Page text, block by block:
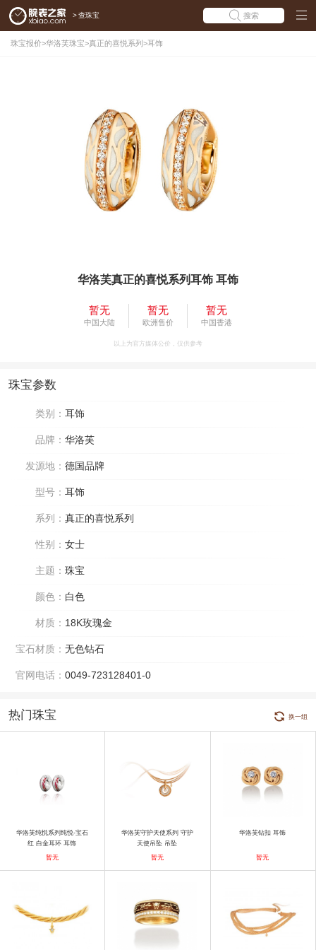
> 查珠宝 搜索
珠宝报价>华洛芙珠宝>真正的喜悦系列 >耳饰
华洛芙真正的喜悦系列耳饰 耳饰
暂无
中国大陆
暂无
欧洲售价
暂无
中国香港
以上为官方媒体公价，仅供参考
珠宝参数
类别： 耳饰
品牌： 华洛芙
发源地： 德国品牌
型号： 耳饰
系列： 真正的喜悦系列
性别： 女士
主题： 珠宝
颜色： 白色
材质： 18K玫瑰金
宝石材质： 无色钻石
官网电话： 0049-723128401-0
热门珠宝 换一组
华洛芙纯悦系列纯悦-宝石
红 白金耳环 耳饰
暂无
华洛芙守护天使系列 守护
天使吊坠 吊坠
暂无
华洛芙钻扣 耳饰
暂无